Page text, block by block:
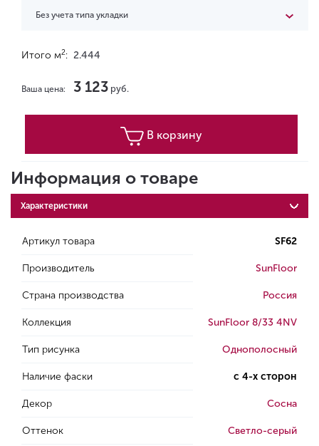
Без учета типа укладки
Итого м2: 2.444
Ваша цена: 3 123 руб.
В корзину
Информация о товаре
Характеристики
Артикул товара SF62
Производитель SunFloor
Страна производства Россия
Коллекция SunFloor 8/33 4NV
Тип рисунка Однополосный
Наличие фаски с 4-х сторон
Декор Сосна
Оттенок Светло-серый